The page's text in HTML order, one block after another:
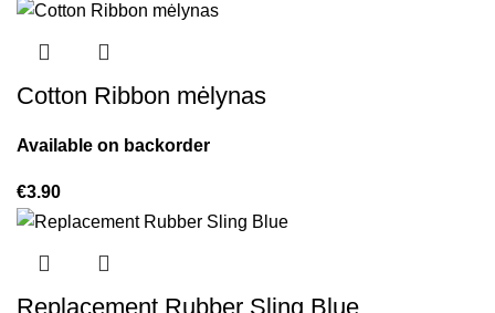
Cotton Ribbon mėlynas
Available on backorder
€3.90
Replacement Rubber Sling Blue